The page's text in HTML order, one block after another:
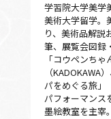
学習院大学美学
美術大学留学。
り、美術品解説
筆、展覧会図録
「コウペンちゃ
（KADOKAWA
パをめぐる旅」
パフォーマンス
墨絵教室を主宰。